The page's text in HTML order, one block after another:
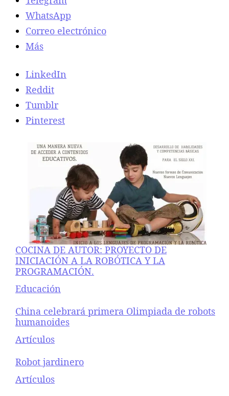
WhatsApp
Correo electrónico
Más
LinkedIn
Reddit
Tumblr
Pinterest
COCINA DE AUTOR: PROYECTO DE
INICIACIÓN A LA ROBÓTICA Y LA
PROGRAMACIÓN.
Respecto a
Educación
China celebrará primera Olimpiada de robots
humanoides
Respecto a
Artículos
Robot jardinero
Respecto a
Artículos